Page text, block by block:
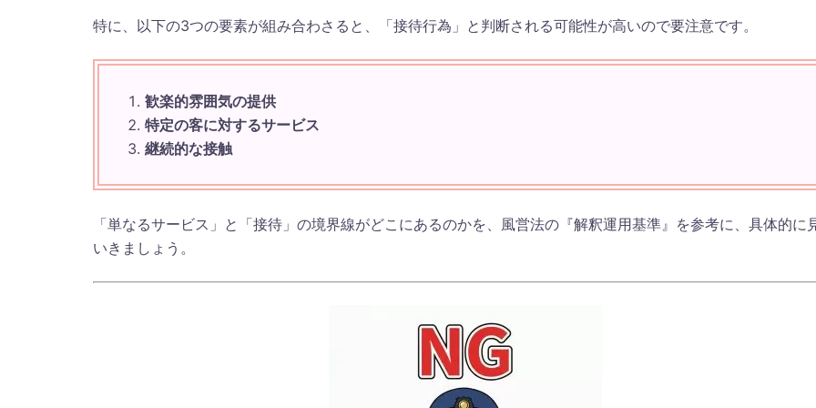
特に、以下の3つの要素が組み合わさると、「接待行為」と判断される可能性が高いので要注意です。
歓楽的雰囲気の提供
特定の客に対するサービス
継続的な接触
「単なるサービス」と「接待」の境界線がどこにあるのかを、風営法の『解釈運用基準』を参考に、具体的に
いきましょう。